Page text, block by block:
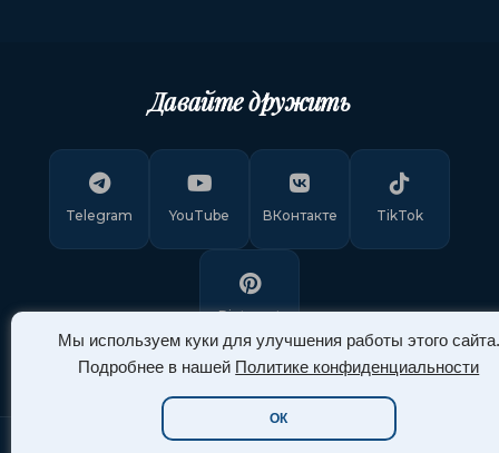
Мы используем куки для улучшения работы этого сайта.
Подробнее в нашей Политике конфиденциальности
ОК
Давайте дружить
Telegram YouTube ВКонтакте TikTok
Pinterest